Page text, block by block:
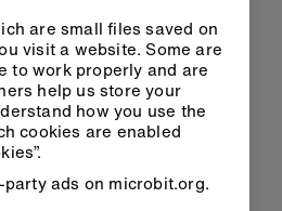
уклоњени
буде сматрана озбиљним
ће за резултат
простора и престанак
are small files saved on
visit a website. Some are
to work properly and are
help us store your
how you use the
cookies are enabled
ads on microbit.org.